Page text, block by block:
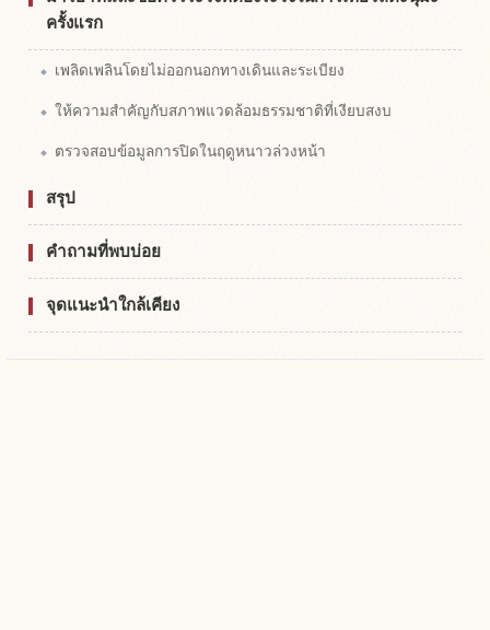
ครั้งแรก
เพลิดเพลินโดยไม่ออกนอกทางเดินและระเบียง
ให้ความสำคัญกับสภาพแวดล้อมธรรมชาติที่เงียบสงบ
ตรวจสอบข้อมูลการปิดในฤดูหนาวล่วงหน้า
สรุป
คำถามที่พบบ่อย
จุดแนะนำใกล้เคียง